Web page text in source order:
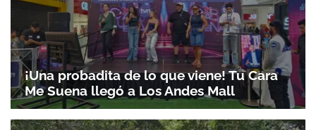
¡Una probadita de lo que viene! Tu Cara
Me Suena llegó a Los Andes Mall